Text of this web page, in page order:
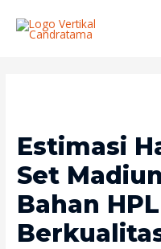
Estimasi
Set
Bahan